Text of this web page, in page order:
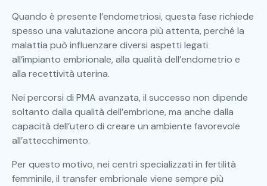
Quando è presente l’endometriosi, questa fase richiede
spesso una valutazione ancora più attenta, perché la
malattia può influenzare diversi aspetti legati
all’impianto embrionale, alla qualità dell’endometrio e
alla recettività uterina.
Nei percorsi di PMA avanzata, il successo non dipende
soltanto dalla qualità dell’embrione, ma anche dalla
capacità dell’utero di creare un ambiente favorevole
all’attecchimento.
Per questo motivo, nei centri specializzati in fertilità
femminile, il transfer embrionale viene sempre più